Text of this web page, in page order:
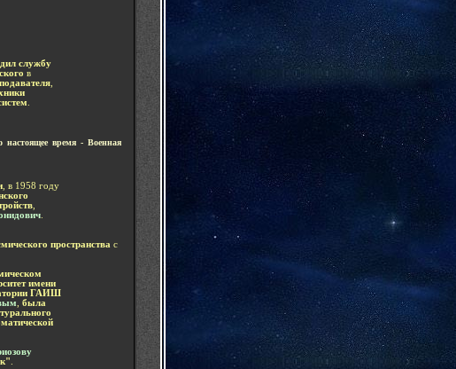
службу
в
настоящее время - Военная
, в 1958 году
пространства с
имени
ГАИШ
была